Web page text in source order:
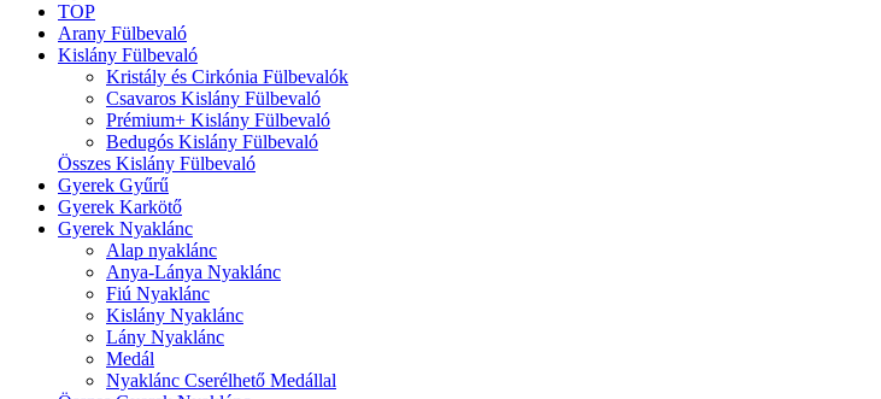
TOP
Arany Fülbevaló
Kislány Fülbevaló
Kristály és Cirkónia Fülbevalók
Csavaros Kislány Fülbevaló
Prémium+ Kislány Fülbevaló
Bedugós Kislány Fülbevaló
Összes Kislány Fülbevaló
Gyerek Gyűrű
Gyerek Karkötő
Gyerek Nyaklánc
Alap nyaklánc
Anya-Lánya Nyaklánc
Fiú Nyaklánc
Kislány Nyaklánc
Lány Nyaklánc
Medál
Nyaklánc Cserélhető Medállal